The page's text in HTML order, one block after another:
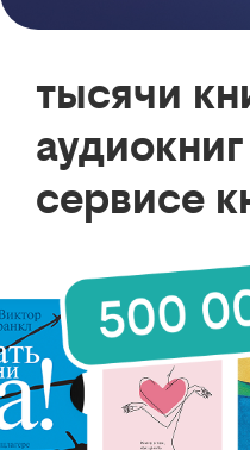
тысячи
сервисе